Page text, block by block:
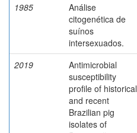
1985
Análise
citogenética de
suínos
intersexuados.
2019
Antimicrobial
susceptibility
profile of historical
and recent
Brazilian pig
isolates of